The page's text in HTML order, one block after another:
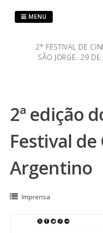
2° FESTIVAL DE
SÃO JORGE. 29
MENU
2ª edição
Festival de
Argentino
Imprensa